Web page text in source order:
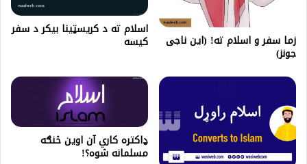
زما سفر و اسلام ته! (این ناجی
جونز)
اسلام ته د کريسټينا بيکر د سفر
کيسه
ډاکتره کاري آن اوین څنګه
مسلمانه شوه؟!